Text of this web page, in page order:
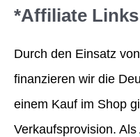
*Affiliate Links
Durch den Einsatz
finanzieren wir die
einem Kauf im Shop
Verkaufsprovision.